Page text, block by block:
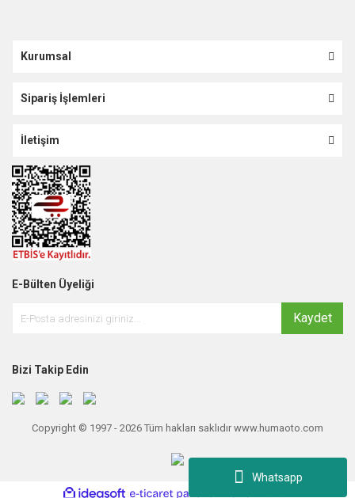
Whatsapp
Kurumsal
Sipariş İşlemleri
İletişim
E-Bülten Üyeliği
Kaydet
Bizi Takip Edin
Copyright © 1997 - 2026 Tüm hakları saklıdır www.humaoto.com
ideasoft